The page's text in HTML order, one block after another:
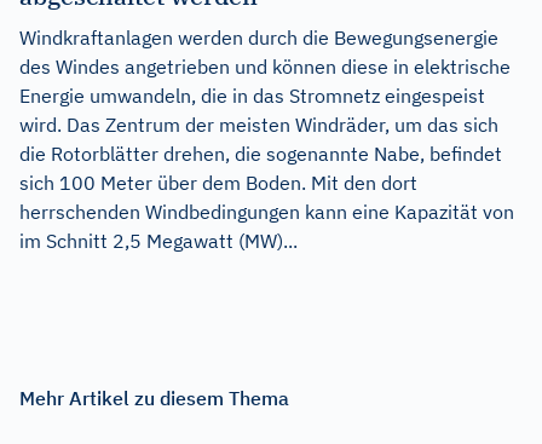
Windkraftanlagen werden durch die Bewegungsenergie
des Windes angetrieben und können diese in elektrische
Energie umwandeln, die in das Stromnetz eingespeist
wird. Das Zentrum der meisten Windräder, um das sich
die Rotorblätter drehen, die sogenannte Nabe, befindet
sich 100 Meter über dem Boden. Mit den dort
herrschenden Windbedingungen kann eine Kapazität von
im Schnitt 2,5 Megawatt (MW)...
Mehr Artikel zu diesem Thema